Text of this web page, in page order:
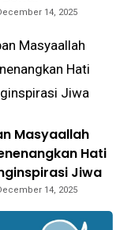
14, 2025
Masyaallah
Hati
Jiwa
14, 2025